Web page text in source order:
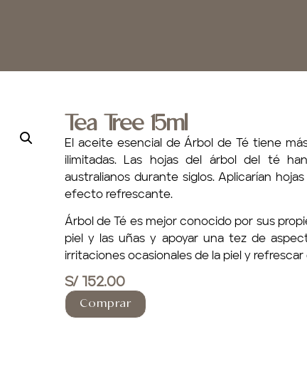
Tea Tree 15ml
El aceite esencial de Árbol de Té tiene
ilimitadas. Las hojas del árbol del té
australianos durante siglos. Aplicarían
efecto refrescante.
Árbol de Té es mejor conocido por sus
piel y las uñas y apoyar una tez de
irritaciones ocasionales de la piel y
S/ 152.00
Comprar